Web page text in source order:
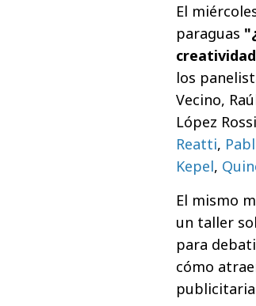
El
paraguas
los
Vecino,
López
Reatti,
Kepel,
El mismo
un taller
para
cómo
publicitaria